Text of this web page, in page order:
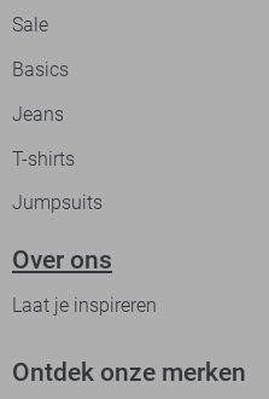
Sale
Basics
Jeans
T-shirts
Jumpsuits
Over ons
Laat je inspireren
Ontdek onze merken